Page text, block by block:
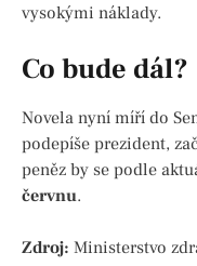
vysokými náklady.
Co bude dál?
Novela nyní míří do
podepíše prezident,
peněz by se podle
červnu.
Zdroj: Ministerstvo